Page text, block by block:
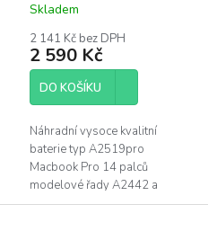
(A2779 / Early 2023)
Skladem
2 141 Kč bez DPH
2 590 Kč
DO KOŠÍKU
Náhradní vysoce kvalitní
baterie typ A2519pro
Macbook Pro 14 palců
modelové řady A2442 a
A2779. Naše baterie mají CE,